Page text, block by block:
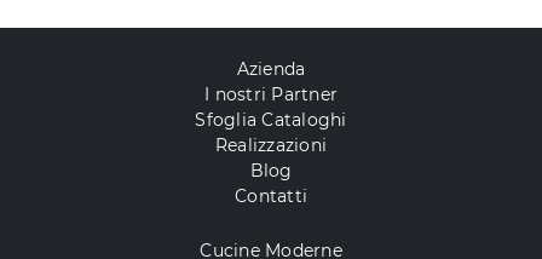
Azienda
I nostri Partner
Sfoglia Cataloghi
Realizzazioni
Blog
Contatti
Cucine Moderne